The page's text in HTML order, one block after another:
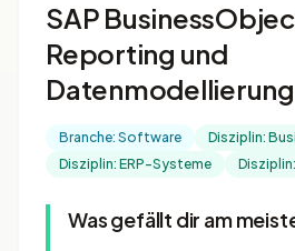
SAP
Reporting und
Datenmodellierung
Branche: Software
Disziplin:
Disziplin: ERP-Systeme
Was gefällt dir am